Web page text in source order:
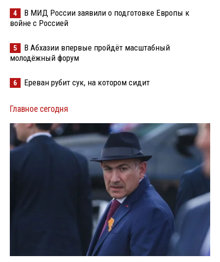
4
В МИД России заявили о подготовке Европы к
войне с Россией
5
В Абхазии впервые пройдёт масштабный
молодёжный форум
6 Ереван рубит сук, на котором сидит
Главное сегодня